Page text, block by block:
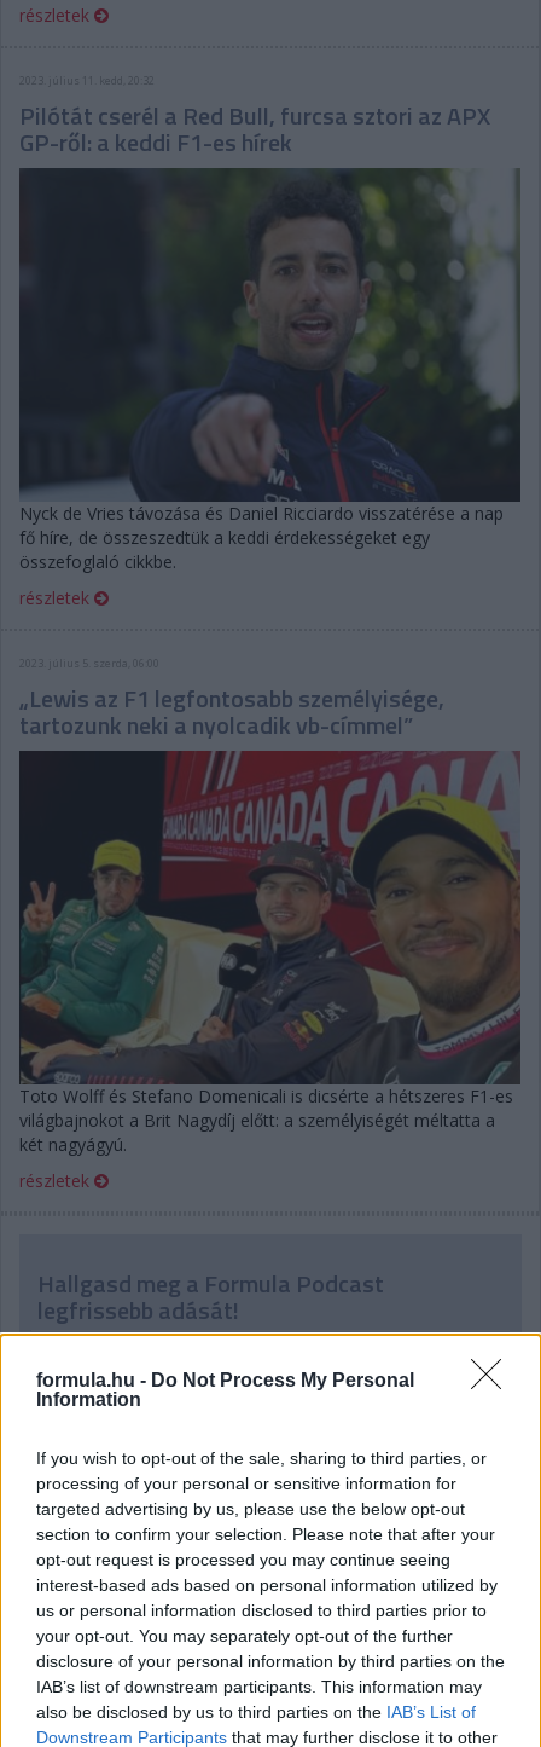
formula.hu - Do Not Process My Personal
Information
If you wish to opt-out of the sale, sharing to third parties, or
processing of your personal or sensitive information for
targeted advertising by us, please use the below opt-out
section to confirm your selection. Please note that after your
opt-out request is processed you may continue seeing
interest-based ads based on personal information utilized by
us or personal information disclosed to third parties prior to
your opt-out. You may separately opt-out of the further
disclosure of your personal information by third parties on the
IAB’s list of downstream participants. This information may
also be disclosed by us to third parties on the IAB’s List of
Downstream Participants that may further disclose it to other
részletek
Pilótát cserél a Red Bull, furcsa sztori az APX
GP-ről: a keddi F1-es hírek
Nyck de Vries távozása és Daniel Ricciardo visszatérése a nap
fő híre, de összeszedtük a keddi érdekességeket egy
összefoglaló cikkbe.
részletek
2023. július 5. szerda, 06:00
„Lewis az F1 legfontosabb személyisége,
tartozunk neki a nyolcadik vb-címmel”
Toto Wolff és Stefano Domenicali is dicsérte a hétszeres F1-es
világbajnokot a Brit Nagydíj előtt: a személyiségét méltatta a
két nagyágyú.
részletek
Hallgasd meg a Formula Podcast
legfrissebb adását!
Parc Fermé
10 órája
Az F1-es Német Nagydíj „mindenképpen megvalósul”
Domenicali szerint